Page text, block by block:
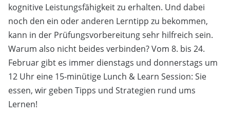
kognitive Leistungsfähigkeit zu erhalten. Und dabei
noch den ein oder anderen Lerntipp zu bekommen,
kann in der Prüfungsvorbereitung sehr hilfreich sein.
Warum also nicht beides verbinden? Vom 8. bis 24.
Februar gibt es immer dienstags und donnerstags um
12 Uhr eine 15-minütige Lunch & Learn Session: Sie
essen, wir geben Tipps und Strategien rund ums
Lernen!